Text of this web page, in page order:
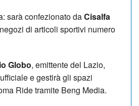
sarà confezionato daCisalfa
di articoli sportivi numero
Globo, emittente del Lazio,
e gestirà gli spazi
Ride tramite Beng Media.